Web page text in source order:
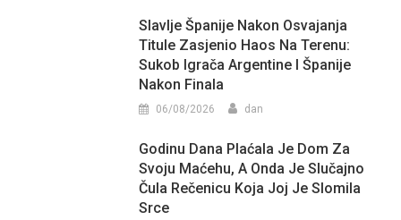
Slavlje Španije Nakon Osvajanja
Titule Zasjenio Haos Na Terenu:
Sukob Igrača Argentine I Španije
Nakon Finala
06/08/2026 dan
Godinu Dana Plaćala Je Dom Za
Svoju Maćehu, A Onda Je Slučajno
Čula Rečenicu Koja Joj Je Slomila
Srce